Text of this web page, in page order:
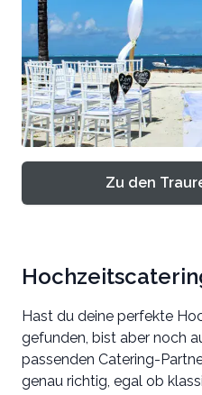
Zu den
Hast du deine perfekte
gefunden, bist aber noch
passenden Catering-
genau richtig, egal ob